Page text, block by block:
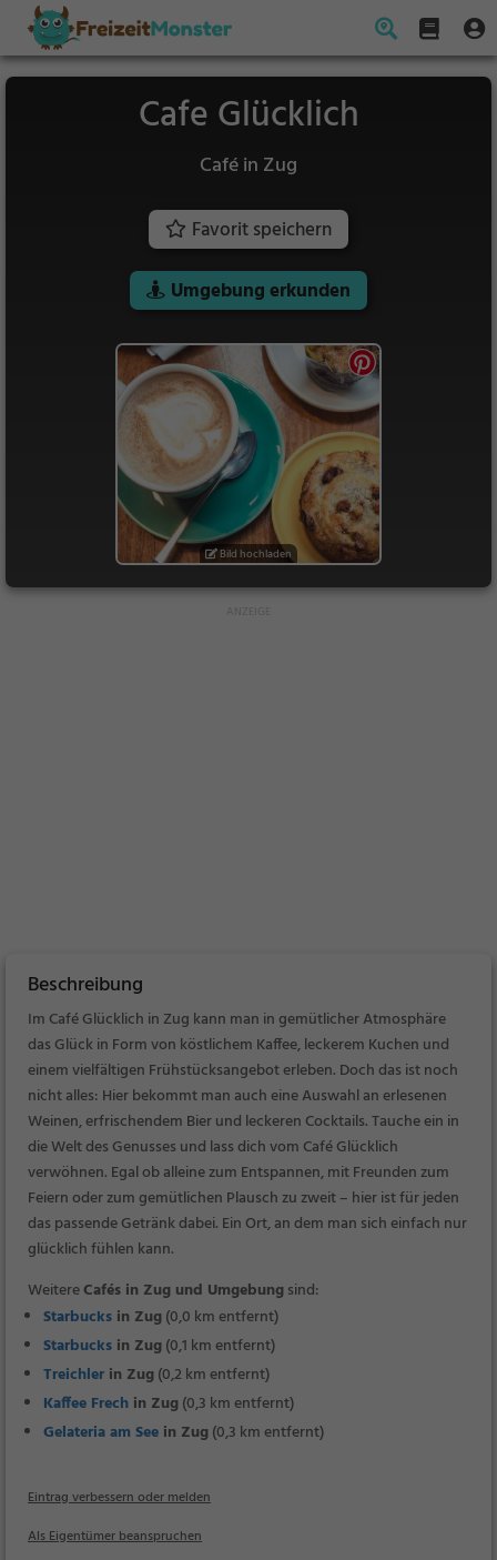
Cafe Glücklich
Café in Zug
Favorit speichern
Umgebung erkunden
Bild hochladen
Beschreibung
Im Café Glücklich in Zug kann man in gemütlicher Atmosphäre
das Glück in Form von köstlichem Kaffee, leckerem Kuchen und
einem vielfältigen Frühstücksangebot erleben. Doch das ist noch
nicht alles: Hier bekommt man auch eine Auswahl an erlesenen
Weinen, erfrischendem Bier und leckeren Cocktails. Tauche ein in
die Welt des Genusses und lass dich vom Café Glücklich
verwöhnen. Egal ob alleine zum Entspannen, mit Freunden zum
Feiern oder zum gemütlichen Plausch zu zweit – hier ist für jeden
das passende Getränk dabei. Ein Ort, an dem man sich einfach nur
glücklich fühlen kann.
WeitereCafés in Zug und Umgebungsind:
Starbucks in Zug(0,0 km entfernt)
Starbucks in Zug(0,1 km entfernt)
Treichler in Zug(0,2 km entfernt)
Kaffee Frech in Zug(0,3 km entfernt)
Gelateria am See in Zug(0,3 km entfernt)
Eintrag verbessern oder melden
Als Eigentümer beanspruchen